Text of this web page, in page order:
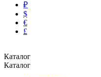
₽
$
€
£
Каталог
Каталог